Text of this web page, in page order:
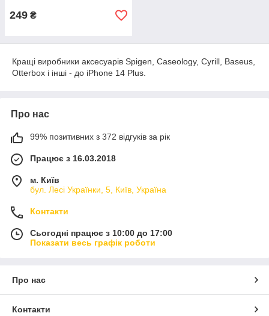
249 ₴
Кращі виробники аксесуарів Spigen, Caseology, Cyrill, Baseus,
Otterbox і інші - до iPhone 14 Plus.
Про нас
99% позитивних з 372 відгуків за рік
Працює з 16.03.2018
м. Київ
бул. Лесі Українки, 5, Київ, Україна
Контакти
Сьогодні працює з 10:00 до 17:00
Показати весь графік роботи
Про нас
Контакти